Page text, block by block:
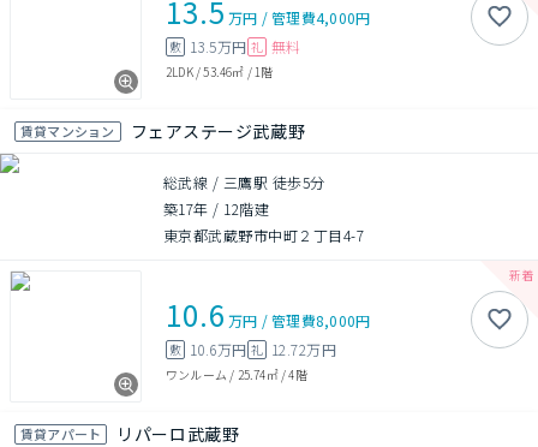
13.5 万円 /管理費4,000円
敷 13.5万円 礼 無料
2LDK/53.46㎡ / 1階
賃貸マンション フェアステージ武蔵野
総武線 / 三鷹駅 徒歩5分
築17年 / 12階建
東京都武蔵野市中町２丁目4-7
10.6 万円 /管理費8,000円
敷 10.6万円 礼 12.72万円
ワンルーム / 25.74㎡/4階
賃貸アパート リパーロ武蔵野